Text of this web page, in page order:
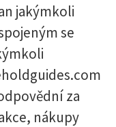
jakýmkoli
se
za
nákupy